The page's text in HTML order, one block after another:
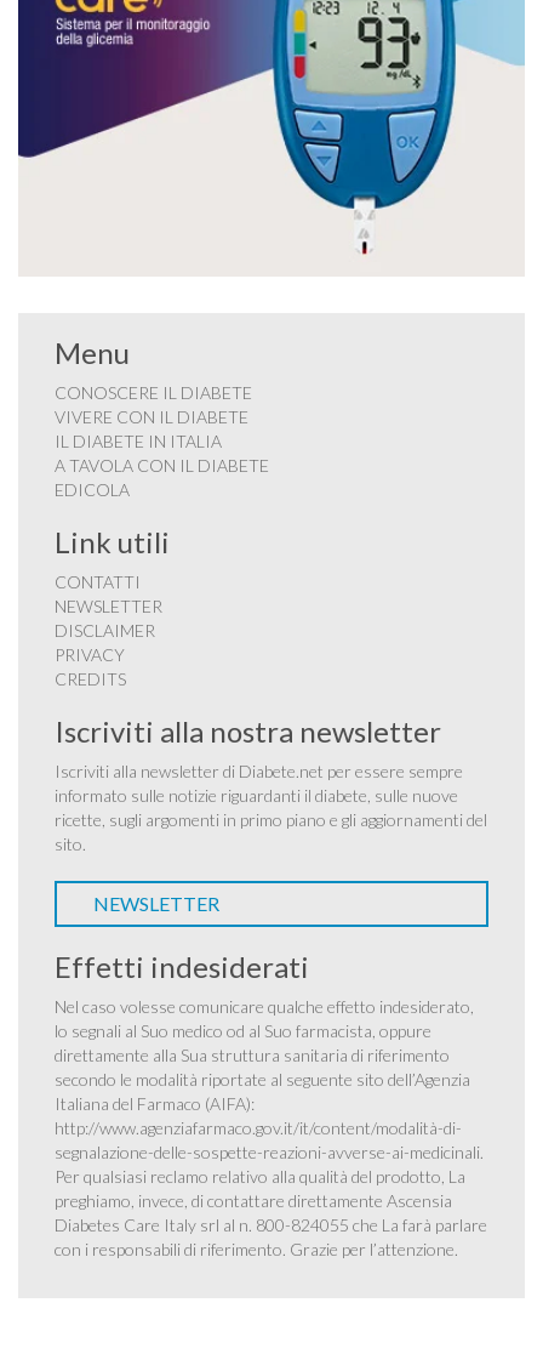
Menu
CONOSCERE IL DIABETE
VIVERE CON IL DIABETE
IL DIABETE IN ITALIA
A TAVOLA CON IL DIABETE
EDICOLA
Link utili
CONTATTI
NEWSLETTER
DISCLAIMER
PRIVACY
CREDITS
Iscriviti alla nostra newsletter
Iscriviti alla newsletter di Diabete.net per essere sempre
informato sulle notizie riguardanti il diabete, sulle nuove
ricette, sugli argomenti in primo piano e gli aggiornamenti del
sito.
NEWSLETTER
Effetti indesiderati
Nel caso volesse comunicare qualche effetto indesiderato,
lo segnali al Suo medico od al Suo farmacista, oppure
direttamente alla Sua struttura sanitaria di riferimento
secondo le modalità riportate al seguente sito dell’Agenzia
Italiana del Farmaco (AIFA):
http://www.agenziafarmaco.gov.it/it/content/modalità-di-
segnalazione-delle-sospette-reazioni-avverse-ai-medicinali.
Per qualsiasi reclamo relativo alla qualità del prodotto, La
preghiamo, invece, di contattare direttamente Ascensia
Diabetes Care Italy srl al n. 800-824055 che La farà parlare
con i responsabili di riferimento. Grazie per l’attenzione.